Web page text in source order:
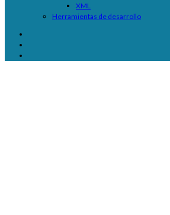
XML
Herramientas de desarrollo